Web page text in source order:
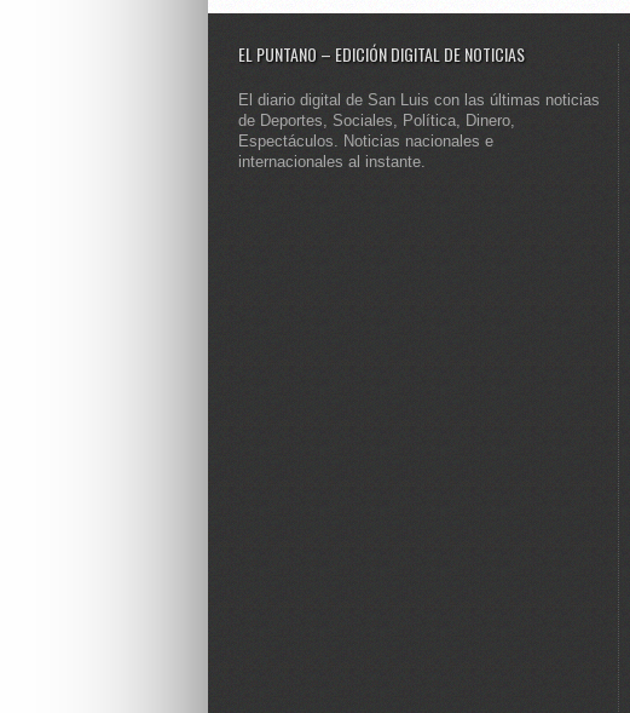
EL PUNTANO – EDICIÓN DIGITAL DE NOTICIAS
El diario digital de San Luis con las últimas noticias
de Deportes, Sociales, Política, Dinero,
Espectáculos. Noticias nacionales e
internacionales al instante.